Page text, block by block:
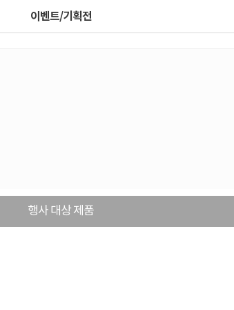
이벤트/기획전
행사 대상 제품